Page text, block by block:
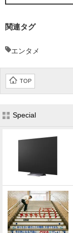
関連タグ
エンタメ
TOP
Special